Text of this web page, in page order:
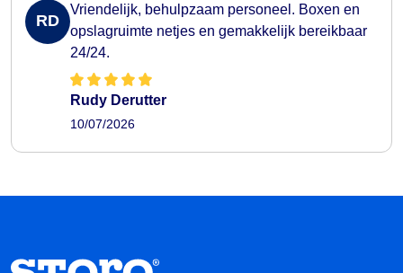
RD
Vriendelijk, behulpzaam personeel. Boxen en
opslagruimte netjes en gemakkelijk bereikbaar
24/24.
Rudy Derutter
10/07/2026